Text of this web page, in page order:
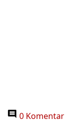
0 Komentar